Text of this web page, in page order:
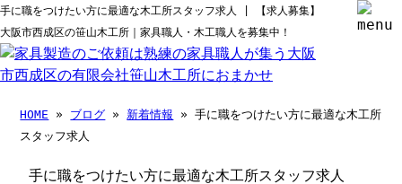
手に職をつけたい方に最適な木工所スタッフ求人 | 【求人募集】
大阪市西成区の笹山木工所｜家具職人・木工職人を募集中！
HOME » ブログ » 新着情報 » 手に職をつけたい方に最適な木工所
スタッフ求人
手に職をつけたい方に最適な木工所スタッフ求人